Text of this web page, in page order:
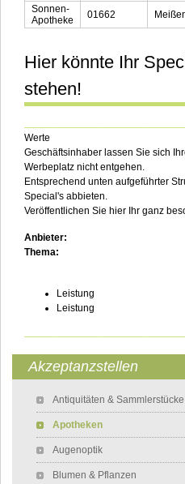
Sonnen-
Apotheke
01662
Hier könnte Ihr
stehen!
Werte
Geschäftsinhaber lassen Sie sich
Werbeplatz nicht entgehen.
Entsprechend unten aufgeführter
Special's abbieten.
Veröffentlichen Sie hier Ihr ganz
Anbieter:
Thema:
Leistung
Leistung
Akzeptanzstellen
Antiquitäten & Sammlerstücke
Apotheken
Augenoptik
Blumen & Pflanzen